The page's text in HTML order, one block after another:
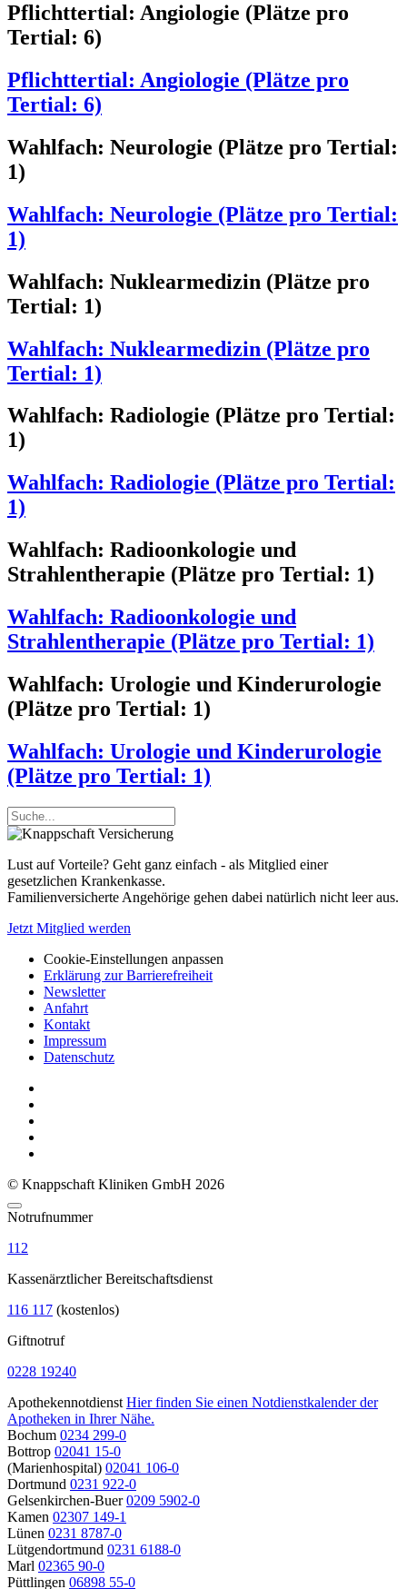
Pflichttertial: Angiologie (Plätze pro
Tertial: 6)
Pflichttertial: Angiologie (Plätze pro
Tertial: 6)
Wahlfach: Neurologie (Plätze pro Tertial:
1)
Wahlfach: Neurologie (Plätze pro Tertial:
1)
Wahlfach: Nuklearmedizin (Plätze pro
Tertial: 1)
Wahlfach: Nuklearmedizin (Plätze pro
Tertial: 1)
Wahlfach: Radiologie (Plätze pro Tertial:
1)
Wahlfach: Radiologie (Plätze pro Tertial:
1)
Wahlfach: Radioonkologie und
Strahlentherapie (Plätze pro Tertial: 1)
Wahlfach: Radioonkologie und
Strahlentherapie (Plätze pro Tertial: 1)
Wahlfach: Urologie und Kinderurologie
(Plätze pro Tertial: 1)
Wahlfach: Urologie und Kinderurologie
(Plätze pro Tertial: 1)
Lust auf Vorteile? Geht ganz einfach - als Mitglied einer
gesetzlichen Krankenkasse.
Familienversicherte Angehörige gehen dabei natürlich nicht leer aus.
Jetzt Mitglied werden
Cookie-Einstellungen anpassen
Erklärung zur Barrierefreiheit
Newsletter
Anfahrt
Kontakt
Impressum
Datenschutz
© Knappschaft Kliniken GmbH 2026
Notrufnummer
112
Kassenärztlicher Bereitschaftsdienst
116 117 (kostenlos)
Giftnotruf
0228 19240
Apothekennotdienst Hier finden Sie einen Notdienstkalender der
Apotheken in Ihrer Nähe.
Bochum 0234 299-0
Bottrop 02041 15-0
(Marienhospital) 02041 106-0
Dortmund 0231 922-0
Gelsenkirchen-Buer 0209 5902-0
Kamen 02307 149-1
Lünen 0231 8787-0
Lütgendortmund 0231 6188-0
Marl 02365 90-0
Püttlingen 06898 55-0